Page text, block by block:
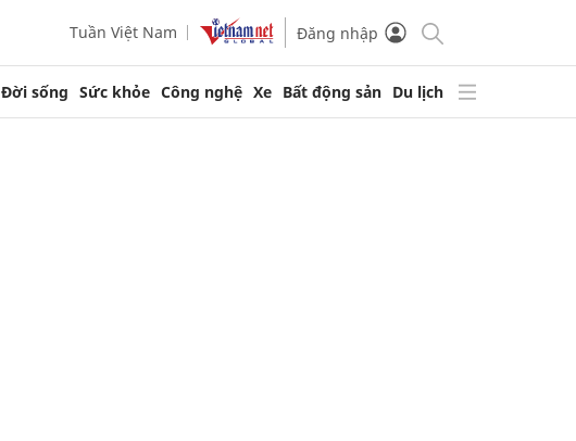
Tuần Việt Nam Đăng nhập
Đời sống Sức khỏe Công nghệ Xe Bất động sản Du lịch